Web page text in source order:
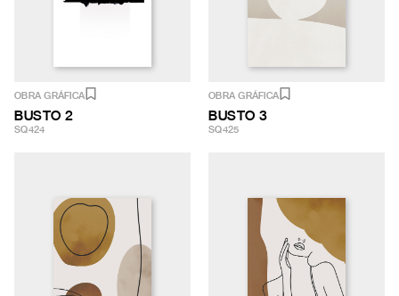
OBRA GRÁFICA
BUSTO 2
SQ424
OBRA GRÁFICA
BUSTO 3
SQ425